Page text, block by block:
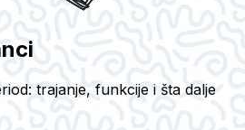
trajanje, funkcije i šta dalje